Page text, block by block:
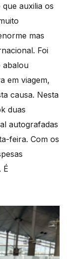
auxilia os
mas
Foi
abalou
em viagem,
causa. Nesta
duas
autografadas
feira. Com os
É